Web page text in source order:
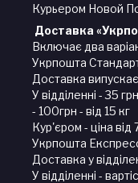
Курьером Новой
Доставка
Включає два
Укрпошта
Доставка
У відділенні - 35
- 100грн - від 15 кг
Кур'єром - ціна від
Укрпошта
Доставка у
У відділенні -